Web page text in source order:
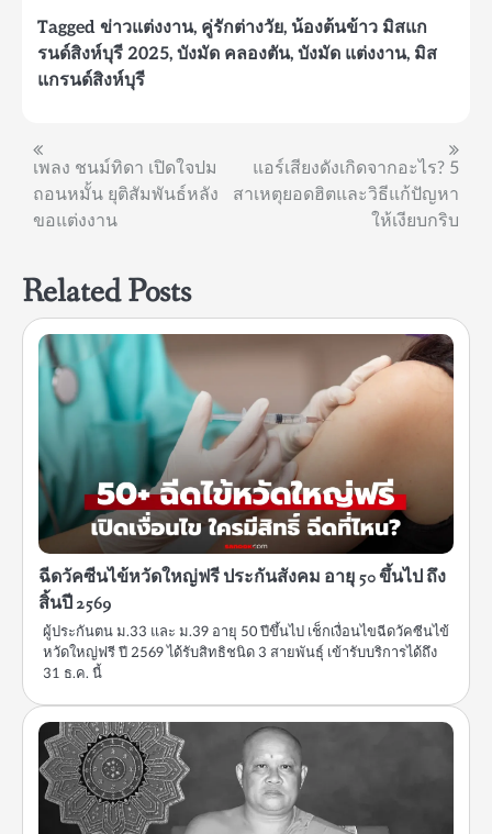
Tagged ข่าวแต่งงาน, คู่รักต่างวัย, น้องต้นข้าว มิสแก
รนด์สิงห์บุรี 2025, บังมัด คลองตัน, บังมัด แต่งงาน, มิส
แกรนด์สิงห์บุรี
แนะแนว
เรื่อง
เพลง ชนม์ทิดา เปิดใจปม
ถอนหมั้น ยุติสัมพันธ์หลัง
ขอแต่งงาน
แอร์เสียงดังเกิดจากอะไร? 5
สาเหตุยอดฮิตและวิธีแก้ปัญหา
ให้เงียบกริบ
Related Posts
ฉีดวัคซีนไข้หวัดใหญ่ฟรี ประกันสังคม อายุ 50 ขึ้นไป ถึง
สิ้นปี 2569
ผู้ประกันตน ม.33 และ ม.39 อายุ 50 ปีขึ้นไป เช็กเงื่อนไขฉีดวัคซีนไข้
หวัดใหญ่ฟรี ปี 2569 ได้รับสิทธิชนิด 3 สายพันธุ์ เข้ารับบริการได้ถึง
31 ธ.ค. นี้